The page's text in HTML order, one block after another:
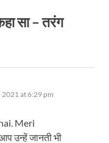
सा – तरंग
at 6:29 pm
Meri
उन्हें जानती भी